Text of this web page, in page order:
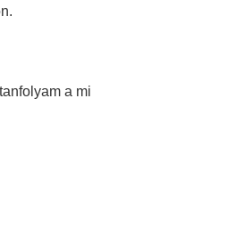
a mi